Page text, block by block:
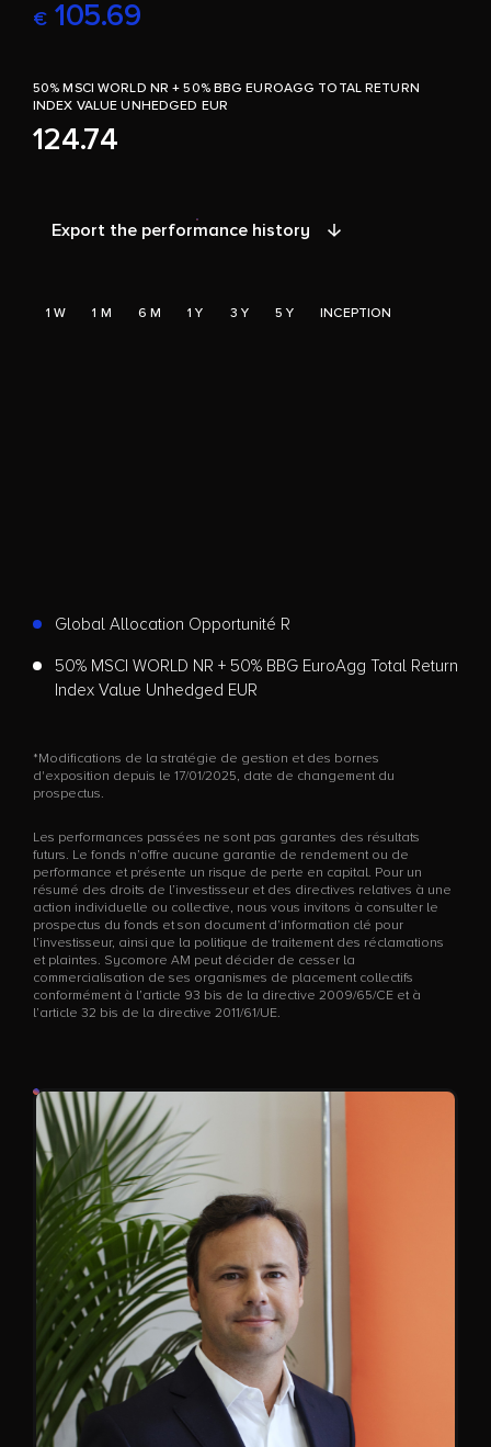
€ 105.69
50% MSCI WORLD NR + 50% BBG EUROAGG TOTAL RETURN
INDEX VALUE UNHEDGED EUR
124.74
Export the performance history
1 W 1 M 6 M 1 Y 3 Y 5 Y INCEPTION
Global Allocation Opportunité R
50% MSCI WORLD NR + 50% BBG EuroAgg Total Return
Index Value Unhedged EUR
*Modifications de la stratégie de gestion et des bornes
d'exposition depuis le 17/01/2025, date de changement du
prospectus.
Les performances passées ne sont pas garantes des résultats
futurs. Le fonds n’offre aucune garantie de rendement ou de
performance et présente un risque de perte en capital. Pour un
résumé des droits de l’investisseur et des directives relatives à une
action individuelle ou collective, nous vous invitons à consulter le
prospectus du fonds et son document d’information clé pour
l’investisseur, ainsi que la politique de traitement des réclamations
et plaintes. Sycomore AM peut décider de cesser la
commercialisation de ses organismes de placement collectifs
conformément à l’article 93 bis de la directive 2009/65/CE et à
l’article 32 bis de la directive 2011/61/UE.